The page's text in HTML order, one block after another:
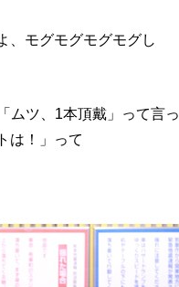
、モグモグモグモグし
ムツ、1本頂戴」って言っ
は！」って